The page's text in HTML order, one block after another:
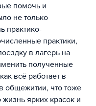
помочь и
не только
практико-
практики,
в лагерь на
полученные
всё работает в
общежитии, что тоже
ярких красок и